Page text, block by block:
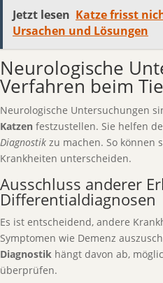
Jetzt lesen Katze frisst
Ursachen und Lösungen
Neurologische
Verfahren beim
Neurologische Untersuchungen
Katzen festzustellen. Sie helfen
Diagnostik zu machen. So können
Krankheiten unterscheiden.
Ausschluss anderer
Differentialdiagnosen
Es ist entscheidend, andere
Symptomen wie Demenz
Diagnostik hängt davon ab,
überprüfen.